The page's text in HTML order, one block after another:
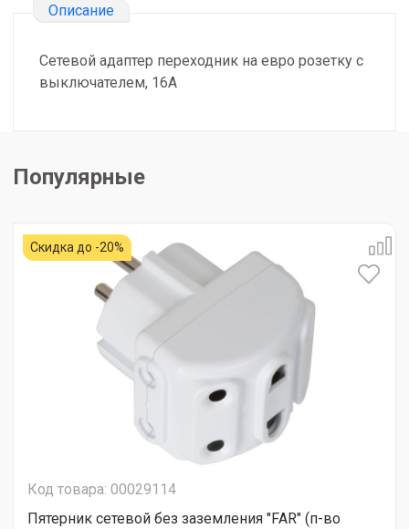
Описание
Сетевой адаптер переходник на евро розетку с
выключателем, 16А
Популярные
Скидка до -20%
Код товара: 00029114
Пятерник сетевой без заземления "FAR" (п-во